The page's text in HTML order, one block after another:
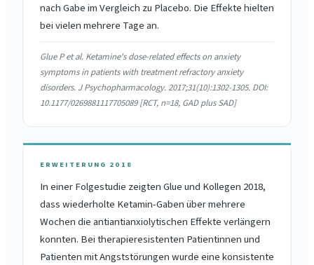
nach Gabe im Vergleich zu Placebo. Die Effekte hielten
bei vielen mehrere Tage an.
Glue P et al. Ketamine's dose-related effects on anxiety
symptoms in patients with treatment refractory anxiety
disorders. J Psychopharmacology. 2017;31(10):1302-1305. DOI:
10.1177/0269881117705089 [RCT, n=18, GAD plus SAD]
ERWEITERUNG 2018
In einer Folgestudie zeigten Glue und Kollegen 2018,
dass wiederholte Ketamin-Gaben über mehrere
Wochen die antiantianxiolytischen Effekte verlängern
konnten. Bei therapieresistenten Patientinnen und
Patienten mit Angststörungen wurde eine konsistente